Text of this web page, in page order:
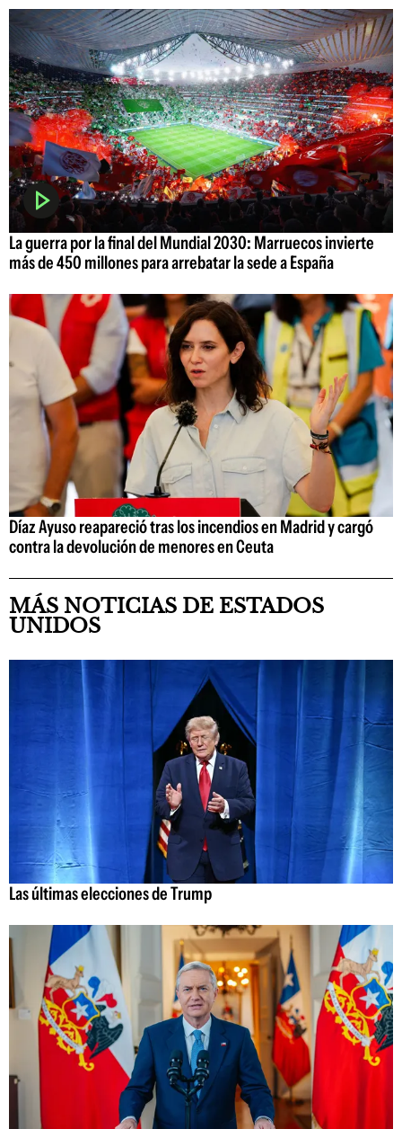
La guerra por la final del Mundial 2030: Marruecos invierte
más de 450 millones para arrebatar la sede a España
Díaz Ayuso reapareció tras los incendios en Madrid y cargó
contra la devolución de menores en Ceuta
MÁS NOTICIAS DE ESTADOS
UNIDOS
Las últimas elecciones de Trump